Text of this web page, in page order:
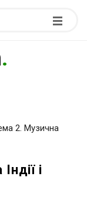
.
2. Музична
і